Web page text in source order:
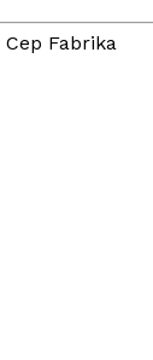
Cep Fabrika